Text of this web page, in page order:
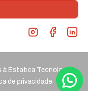
Estatica Tecnologia
de privacidade.